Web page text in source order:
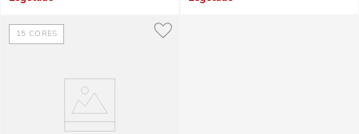
Indisponível Indisponível
15 CORES